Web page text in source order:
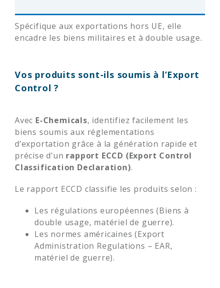
Spécifique aux exportations hors UE, elle
encadre les biens militaires et à double usage.
Vos produits sont-ils soumis à l’Export
Control ?
Avec E-Chemicals, identifiez facilement les
biens soumis aux réglementations
d’exportation grâce à la génération rapide et
précise d’un rapport ECCD (Export Control
Classification Declaration).
Le rapport ECCD classifie les produits selon :
Les régulations européennes (Biens à
double usage, matériel de guerre).
Les normes américaines (Export
Administration Regulations – EAR,
matériel de guerre).